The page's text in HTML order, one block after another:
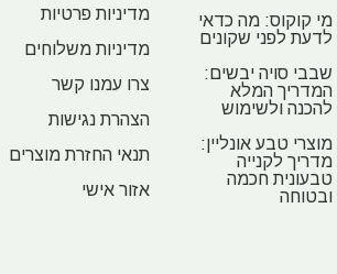
מי קוקוס: מה כדאי
לדעת לפני שקונים
שבבי סויה יבשים:
המדריך המלא
להכנה ולשימוש
מוצרי טבע אונליין:
מדריך לקנייה
טבעונית חכמה
ובטוחה
מדיניות פרטיות
מדיניות משלוחים
צרו עמנו קשר
הצהרת נגישות
תנאי החזרת מוצרים
אזור אישי